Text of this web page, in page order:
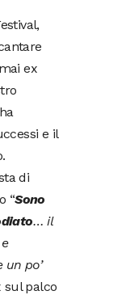
ex
e il
di
“Sono
… il
po’
sul palco